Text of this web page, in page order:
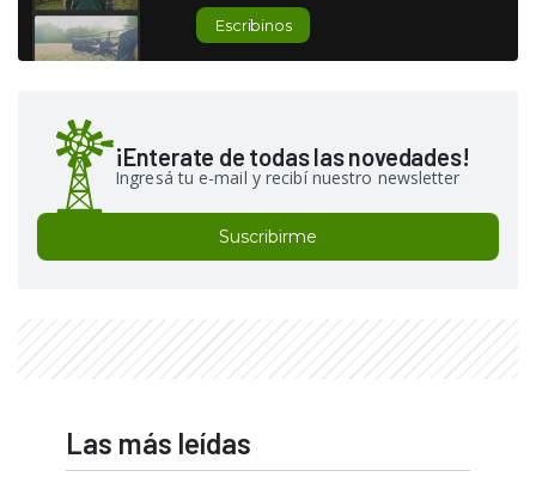
Escribinos
¡Enterate de todas las novedades!
Ingresá tu e-mail y recibí nuestro newsletter
Suscribirme
Las más leídas